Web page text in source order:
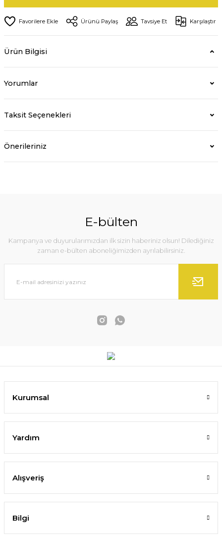
Ürünü Paylaş Tavsiye Et Karşılaştır
Ürün Bilgisi
Yorumlar
Taksit Seçenekleri
Önerileriniz
E-bülten
Kampanya ve duyurularımızdan ilk sizin haberiniz olsun! Dilediğiniz
zaman e-bülten aboneliğimizden ayrılabilirsiniz.
Kurumsal
Yardım
Alışveriş
Bilgi